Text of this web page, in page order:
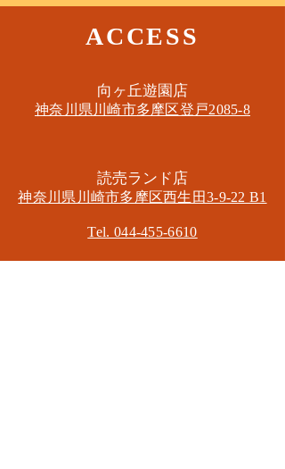
ACCESS
​向ヶ丘遊園店
神奈川県川崎市多摩区​登戸2085-8
​読売ランド店
神奈川県川崎市多摩区​西生田3-9-22 B1
Tel. 044-455-6610